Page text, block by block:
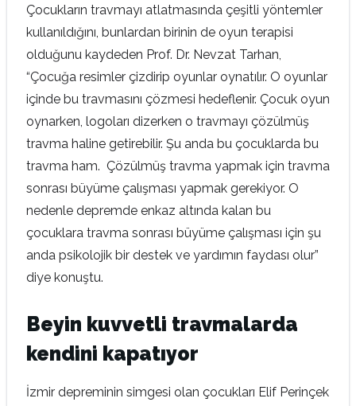
Çocukların travmayı atlatmasında çeşitli yöntemler
kullanıldığını, bunlardan birinin de oyun terapisi
olduğunu kaydeden Prof. Dr. Nevzat Tarhan,
“Çocuğa resimler çizdirip oyunlar oynatılır. O oyunlar
içinde bu travmasını çözmesi hedeflenir. Çocuk oyun
oynarken, logoları dizerken o travmayı çözülmüş
travma haline getirebilir. Şu anda bu çocuklarda bu
travma ham. Çözülmüş travma yapmak için travma
sonrası büyüme çalışması yapmak gerekiyor. O
nedenle depremde enkaz altında kalan bu
çocuklara travma sonrası büyüme çalışması için şu
anda psikolojik bir destek ve yardımın faydası olur”
diye konuştu.
Beyin kuvvetli travmalarda
kendini kapatıyor
İzmir depreminin simgesi olan çocukları Elif Perinçek